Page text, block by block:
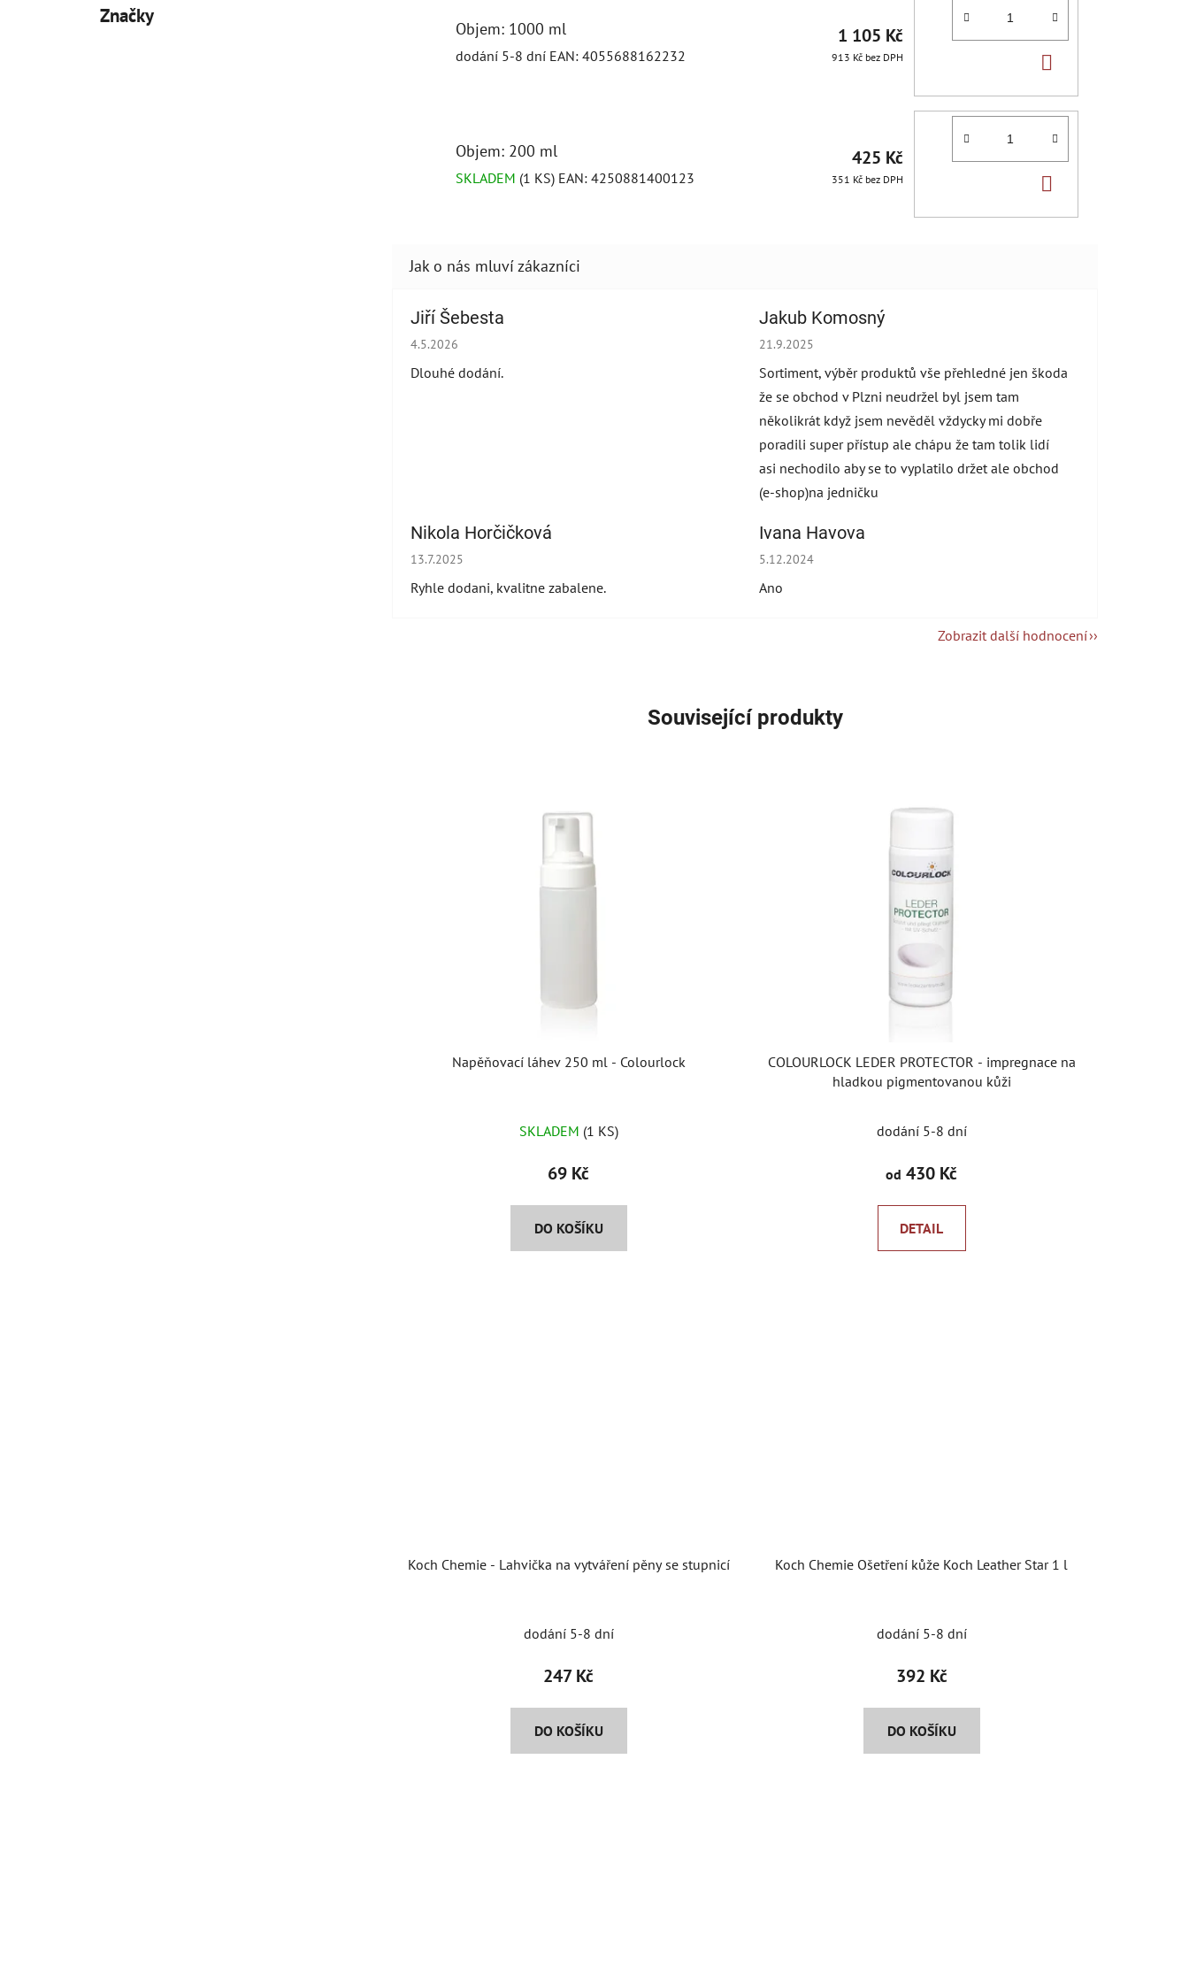
Značky
Objem: 1000 ml
dodání 5-8 dní EAN: 4055688162232
1 105 Kč
913 Kč bez DPH
Objem: 200 ml
SKLADEM (1 KS) EAN: 4250881400123
425 Kč
351 Kč bez DPH
Jiří Šebesta
Hodnocení obchodu je 2 z 5 hvězdiček.
4.5.2026
Dlouhé dodání.
Jakub Komosný
Hodnocení obchodu je 5 z 5 hvězdiček.
21.9.2025
Sortiment, výběr produktů vše přehledné jen škoda
že se obchod v Plzni neudržel byl jsem tam
několikrát když jsem nevěděl vždycky mi dobře
poradili super přístup ale chápu že tam tolik lidí
asi nechodilo aby se to vyplatilo držet ale obchod
(e-shop)na jedničku
Nikola Horčičková
Hodnocení obchodu je 5 z 5 hvězdiček.
13.7.2025
Ryhle dodani, kvalitne zabalene.
Ivana Havova
Hodnocení obchodu je 5 z 5 hvězdiček.
5.12.2024
Ano
Zobrazit další hodnocení
Související produkty
Napěňovací láhev 250 ml - Colourlock
SKLADEM (1 KS)
69 Kč
DO KOŠÍKU
COLOURLOCK LEDER PROTECTOR - impregnace na
hladkou pigmentovanou kůži
dodání 5-8 dní
od 430 Kč
DETAIL
Koch Chemie - Lahvička na vytváření pěny se stupnicí
dodání 5-8 dní
247 Kč
DO KOŠÍKU
Koch Chemie Ošetření kůže Koch Leather Star 1 l
dodání 5-8 dní
392 Kč
DO KOŠÍKU